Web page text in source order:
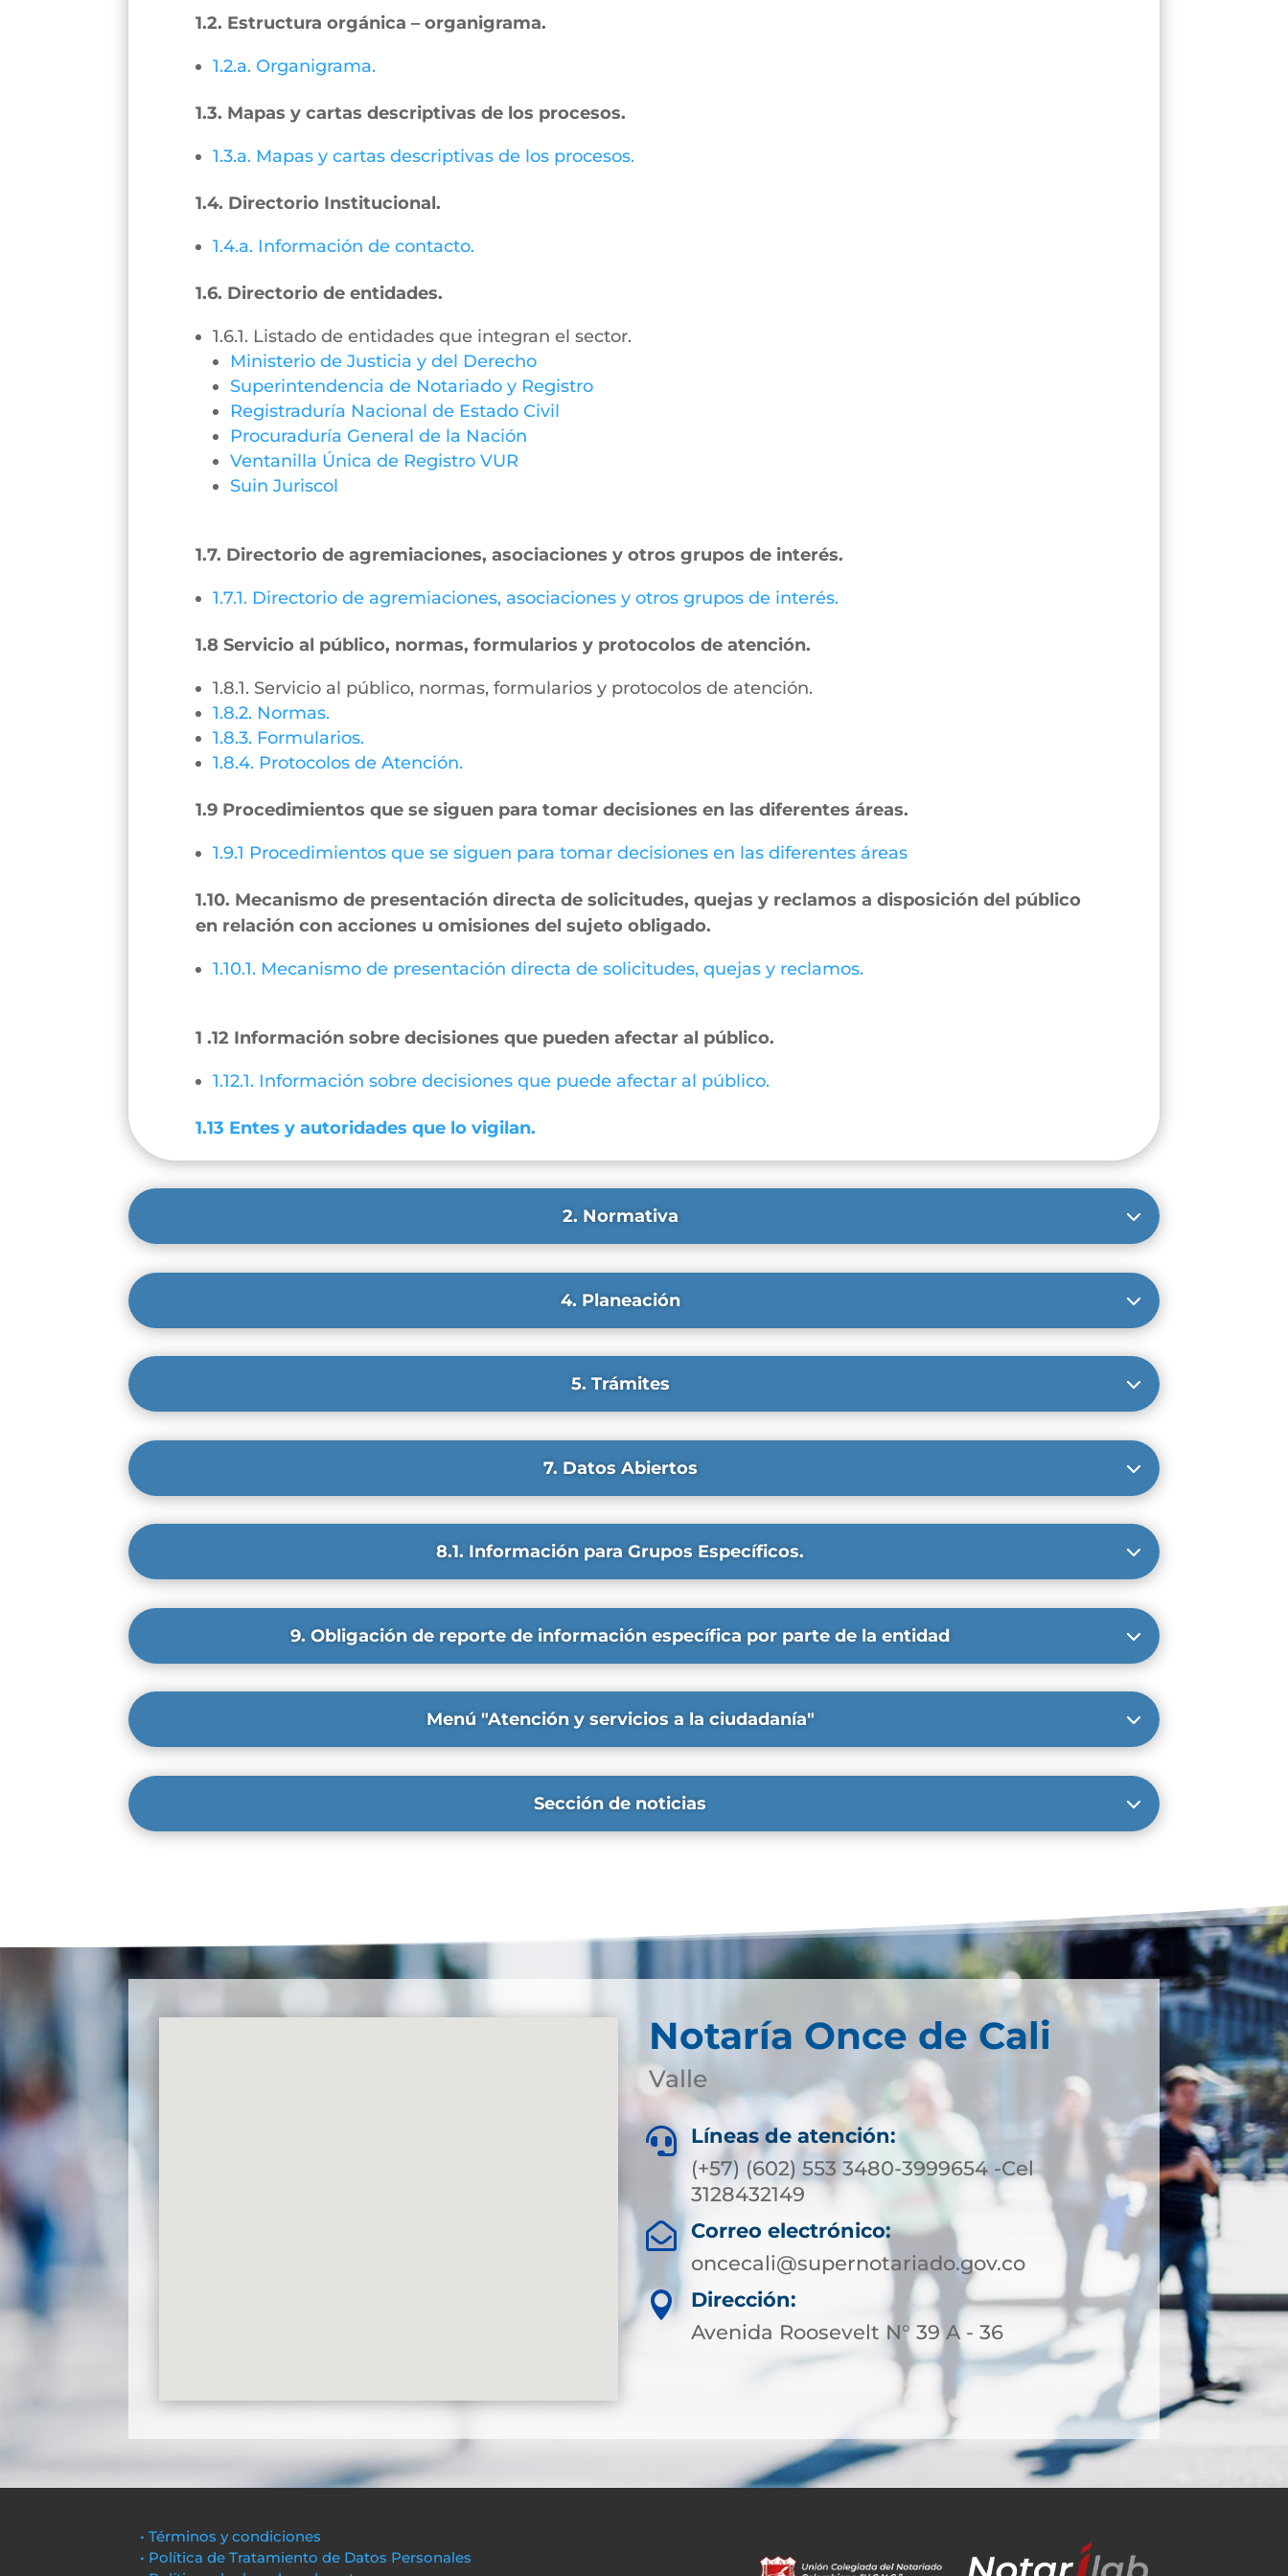
1.2. Estructura orgánica – organigrama.
1.2.a. Organigrama.
1.3. Mapas y cartas descriptivas de los procesos.
1.3.a. Mapas y cartas descriptivas de los procesos.
1.4. Directorio Institucional.
1.4.a. Información de contacto.
1.6. Directorio de entidades.
1.6.1. Listado de entidades que integran el sector.
Ministerio de Justicia y del Derecho
Superintendencia de Notariado y Registro
Registraduría Nacional de Estado Civil
Procuraduría General de la Nación
Ventanilla Única de Registro VUR
Suin Juriscol
1.7. Directorio de agremiaciones, asociaciones y otros grupos de interés.
1.7.1. Directorio de agremiaciones, asociaciones y otros grupos de interés.
1.8 Servicio al público, normas, formularios y protocolos de atención.
1.8.1. Servicio al público, normas, formularios y protocolos de atención.
1.8.2. Normas.
1.8.3. Formularios.
1.8.4. Protocolos de Atención.
1.9 Procedimientos que se siguen para tomar decisiones en las diferentes áreas.
1.9.1 Procedimientos que se siguen para tomar decisiones en las diferentes áreas
1.10. Mecanismo de presentación directa de solicitudes, quejas y reclamos a disposición del público
en relación con acciones u omisiones del sujeto obligado.
1.10.1. Mecanismo de presentación directa de solicitudes, quejas y reclamos.
1 .12 Información sobre decisiones que pueden afectar al público.
1.12.1. Información sobre decisiones que puede afectar al público.
1.13 Entes y autoridades que lo vigilan.
2. Normativa
4. Planeación
5. Trámites
7. Datos Abiertos
8.1. Información para Grupos Específicos.
9. Obligación de reporte de información específica por parte de la entidad
Menú "Atención y servicios a la ciudadanía"
Sección de noticias
Notaría Once de Cali
Valle

Líneas de atención:
(+57) (602) 553 3480-3999654 -Cel
3128432149

Correo electrónico:
oncecali@supernotariado.gov.co

Dirección:
Avenida Roosevelt N° 39 A - 36
• Términos y condiciones
• Política de Tratamiento de Datos Personales